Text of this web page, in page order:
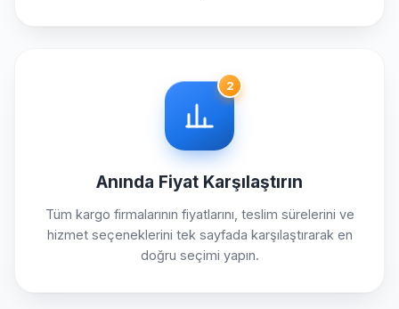
2
Anında Fiyat Karşılaştırın
Tüm kargo firmalarının fiyatlarını, teslim sürelerini ve
hizmet seçeneklerini tek sayfada karşılaştırarak en
doğru seçimi yapın.